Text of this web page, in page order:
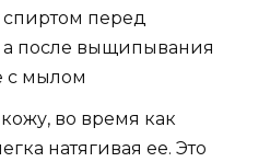
перед
а после выщипывания
с мылом
во время как
натягивая ее. Это